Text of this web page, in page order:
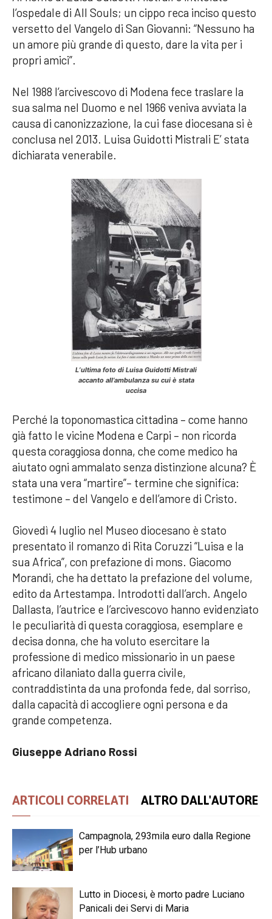
l’ospedale di All Souls; un cippo reca inciso questo
versetto del Vangelo di San Giovanni: “Nessuno ha
un amore più grande di questo, dare la vita per i
propri amici”.
Nel 1988 l’arcivescovo di Modena fece traslare la
sua salma nel Duomo e nel 1966 veniva avviata la
causa di canonizzazione, la cui fase diocesana si è
conclusa nel 2013. Luisa Guidotti Mistrali E’ stata
dichiarata venerabile.
L’ultima foto di Luisa Guidotti Mistrali
accanto all’ambulanza su cui è stata
uccisa
Perché la toponomastica cittadina – come hanno
già fatto le vicine Modena e Carpi – non ricorda
questa coraggiosa donna, che come medico ha
aiutato ogni ammalato senza distinzione alcuna? È
stata una vera “martire”– termine che significa:
testimone – del Vangelo e dell’amore di Cristo.
Giovedì 4 luglio nel Museo diocesano è stato
presentato il romanzo di Rita Coruzzi “Luisa e la
sua Africa”, con prefazione di mons. Giacomo
Morandi, che ha dettato la prefazione del volume,
edito da Artestampa. Introdotti dall’arch. Angelo
Dallasta, l’autrice e l’arcivescovo hanno evidenziato
le peculiarità di questa coraggiosa, esemplare e
decisa donna, che ha voluto esercitare la
professione di medico missionario in un paese
africano dilaniato dalla guerra civile,
contraddistinta da una profonda fede, dal sorriso,
dalla capacità di accogliere ogni persona e da
grande competenza.
Giuseppe Adriano Rossi
ARTICOLI CORRELATI ALTRO DALL'AUTORE
Campagnola, 293mila euro dalla Regione
per l’Hub urbano
Lutto in Diocesi, è morto padre Luciano
Panicali dei Servi di Maria